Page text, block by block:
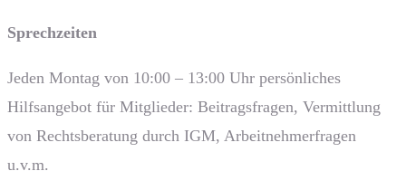
Sprech­zeiten
Jeden Montag von 10:00 – 13:00 Uhr persönliches
Hilfsangebot für Mitglieder: Beitragsfragen, Vermittlung
von Rechtsberatung durch IGM, Arbeitnehmerfragen
u.v.m.